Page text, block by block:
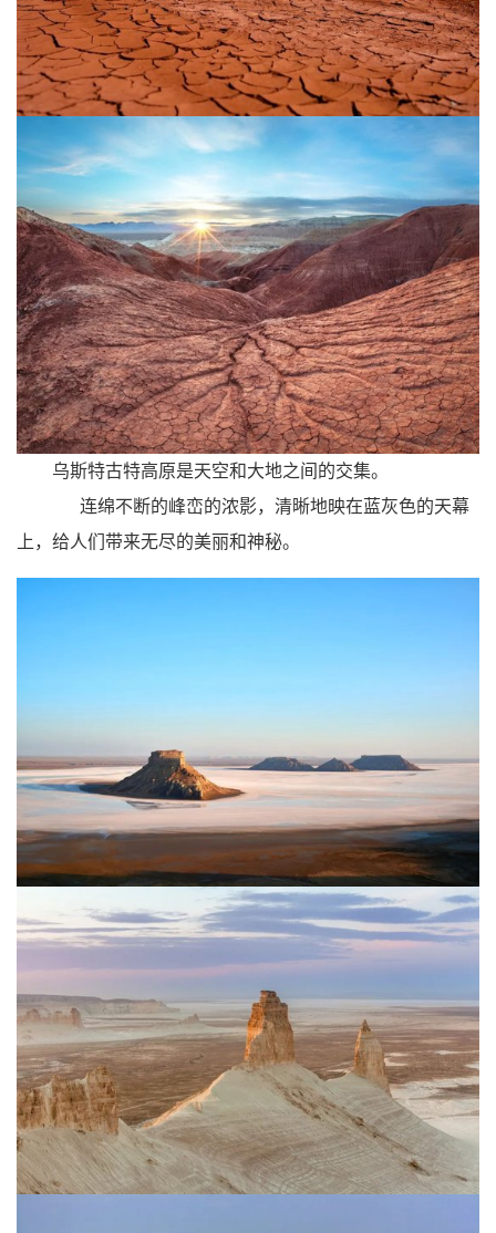
乌斯特古特高原是天空和大地之间的交集。
连绵不断的峰峦的浓影，清晰地映在蓝灰色的天幕
上，给人们带来无尽的美丽和神秘。